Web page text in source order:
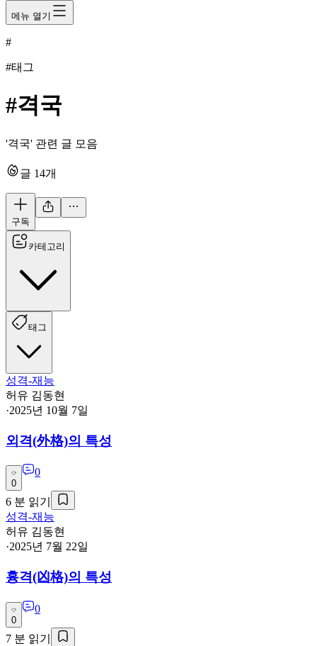
메뉴 열기
#
#태그
#격국
'격국' 관련 글 모음
글 14개
구독
카테고리
태그
성격-재능
허유 김동현
·2025년 10월 7일
외격(外格)의 특성
0
0
6 분 읽기
성격-재능
허유 김동현
·2025년 7월 22일
흉격(凶格)의 특성
0
0
7 분 읽기